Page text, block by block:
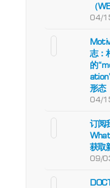
（
04/
志：
的
形态
04/
订阅
获取
09/